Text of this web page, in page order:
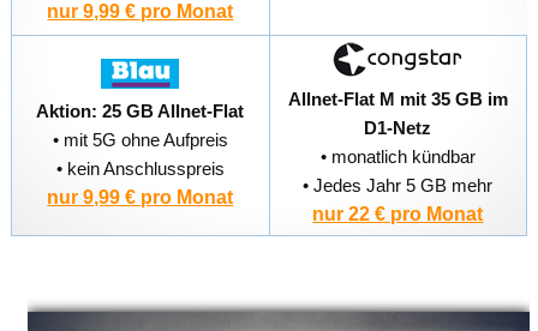
nur 9,99 € pro Monat
Aktion: 25 GB Allnet-Flat
• mit 5G ohne Aufpreis
• kein Anschlusspreis
nur 9,99 € pro Monat
Allnet-Flat M mit 35 GB im
D1-Netz
• monatlich kündbar
• Jedes Jahr 5 GB mehr
nur 22 € pro Monat